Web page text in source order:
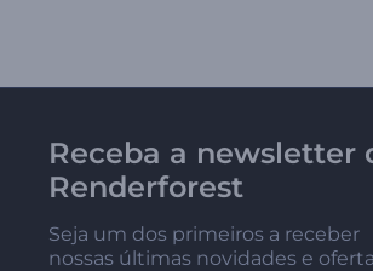
Receba a newsletter
Renderforest
Seja um dos primeiros a receber
nossas últimas novidades e